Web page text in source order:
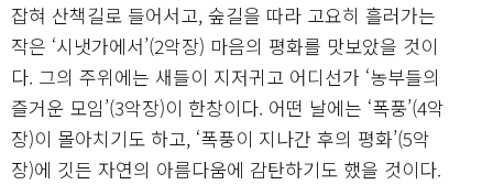
잡혀 산책길로 들어서고, 숲길을 따라 고요히 흘러가는
작은 ‘시냇가에서’(2악장) 마음의 평화를 맛보았을 것이
다. 그의 주위에는 새들이 지저귀고 어디선가 ‘농부들의
즐거운 모임’(3악장)이 한창이다. 어떤 날에는 ‘폭풍’(4악
장)이 몰아치기도 하고, ‘폭풍이 지나간 후의 평화’(5악
장)에 깃든 자연의 아름다움에 감탄하기도 했을 것이다.